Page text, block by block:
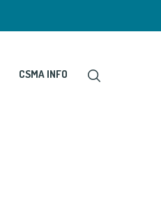
CSMA INFO